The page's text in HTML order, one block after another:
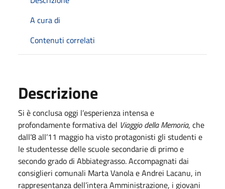
A cura di
Contenuti correlati
Descrizione
Si è conclusa oggi l’esperienza intensa e
profondamente formativa del Viaggio della Memoria, che
dall’8 all’11 maggio ha visto protagonisti gli studenti e
le studentesse delle scuole secondarie di primo e
secondo grado di Abbiategrasso. Accompagnati dai
consiglieri comunali Marta Vanola e Andrei Lacanu, in
rappresentanza dell’intera Amministrazione, i giovani